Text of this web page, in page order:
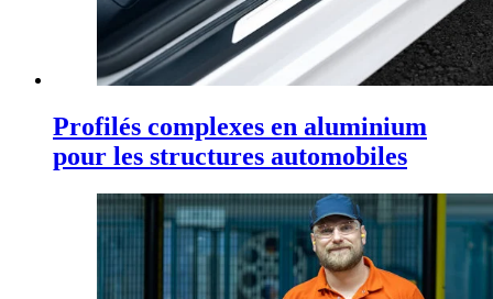
Profilés complexes en aluminium
pour les structures automobiles